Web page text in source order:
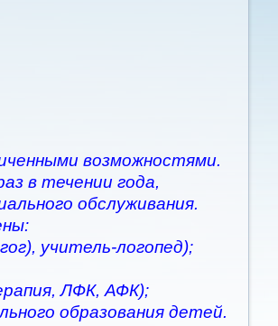
возможностями.
в течении года,
обслуживания.
учитель-логопед);
ЛФК, АФК);
образования детей.